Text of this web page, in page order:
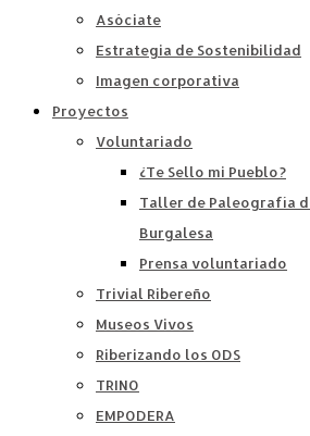
Asóciate
Estrategia de Sostenibilidad
Imagen corporativa
Proyectos
Voluntariado
¿Te Sello mi Pueblo?
Taller de Paleografía
Burgalesa
Prensa voluntariado
Trivial Ribereño
Museos Vivos
Riberizando los ODS
TRINO
EMPODERA